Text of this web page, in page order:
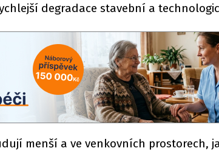
degradace stavební a
menší a ve venkovních prostorech,